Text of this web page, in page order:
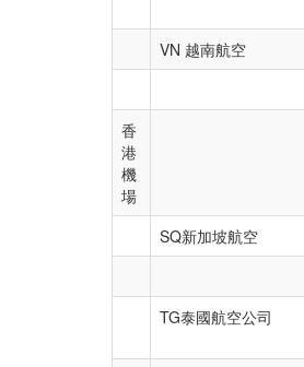
VN 越南航空
香
港
機
場
SQ新加坡航空
TG泰國航空公司